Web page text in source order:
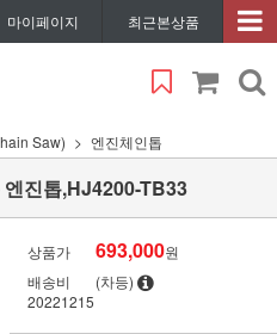
마이페이지 최근본상품
Saw) 엔진체인톱
진톱,HJ4200-TB33
상품가 693,000원
배송비
(차등)
20221215